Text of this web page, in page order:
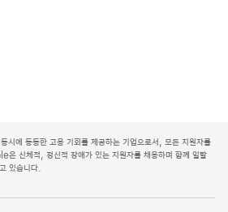
에 동등한 고용 기회를 제공하는 기업으로서, 모든 지원자를
은 신체적, 정신적 장애가 있는 지원자를 채용하며 함께 일할
있습니다.